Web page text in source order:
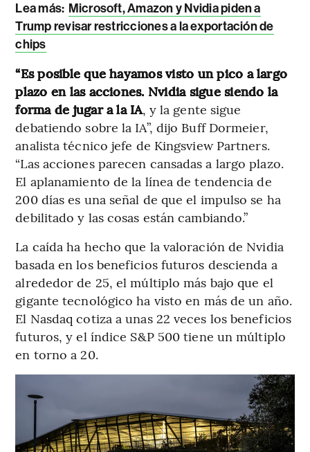
Lea más: Microsoft, Amazon y Nvidia piden a
Trump revisar restricciones a la exportación de
chips
“Es posible que hayamos visto un pico a largo
plazo en las acciones. Nvidia sigue siendo la
forma de jugar a la IA, y la gente sigue
debatiendo sobre la IA”, dijo Buff Dormeier,
analista técnico jefe de Kingsview Partners.
“Las acciones parecen cansadas a largo plazo.
El aplanamiento de la línea de tendencia de
200 días es una señal de que el impulso se ha
debilitado y las cosas están cambiando.”
La caída ha hecho que la valoración de Nvidia
basada en los beneficios futuros descienda a
alrededor de 25, el múltiplo más bajo que el
gigante tecnológico ha visto en más de un año.
El Nasdaq cotiza a unas 22 veces los beneficios
futuros, y el índice S&P 500 tiene un múltiplo
en torno a 20.